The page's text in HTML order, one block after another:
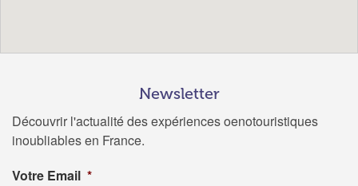
Newsletter
Découvrir l'actualité des expériences oenotouristiques
inoubliables en France.
Votre Email *